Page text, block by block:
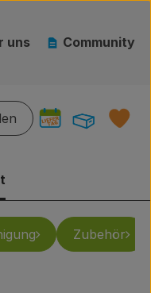
uns Community
Zubehör